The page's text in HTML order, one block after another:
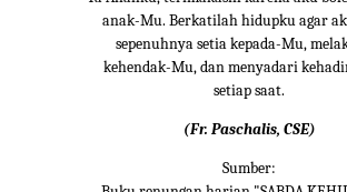
anak-Mu. Berkatilah hidupku agar
sepenuhnya setia kepada-Mu,
kehendak-Mu, dan menyadari
setiap saat.
(Fr. Paschalis, CSE)
Sumber: